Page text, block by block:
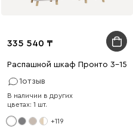
335 540
Распашной шкаф Пронто 3-
1отзыв
В наличии в других
цветах: 1 шт.
+119